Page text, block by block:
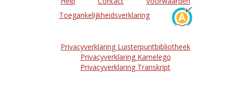
Toegankelijkheidsverklaring
Privacyverklaring Luisterpuntbibliotheek
Privacyverklaring Kamelego
Privacyverklaring Transkript